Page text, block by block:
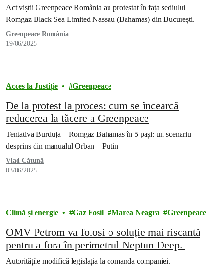
Activiștii Greenpeace România au protestat în fața sediului
Romgaz Black Sea Limited Nassau (Bahamas) din București.
Greenpeace România
19/06/2025
Acces la Justiție Greenpeace
De la protest la proces: cum se încearcă
reducerea la tăcere a Greenpeace
Tentativa Burduja – Romgaz Bahamas în 5 pași: un scenariu
desprins din manualul Orban – Putin
Vlad Cătună
03/06/2025
Climă și energie Gaz Fosil Marea Neagra Greenpeace
OMV Petrom va folosi o soluție mai riscantă
pentru a fora în perimetrul Neptun Deep.
Autoritățile modifică legislația la comanda companiei.